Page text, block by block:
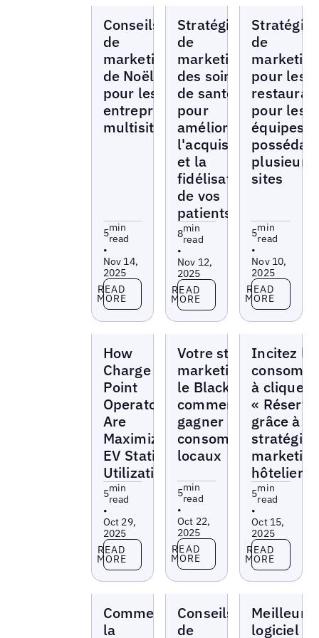
Conseils
de
marketing
de Noël
pour les
entreprises
multisites
5min
read
•
Nov 14,
2025
Read more
READ
MORE
Stratégies
de
marketing
des soins
de santé
pour
améliorer
l'acquisition
et la
fidélisation
de vos
patients
8min
read
•
Nov 12,
2025
Read more
READ
MORE
Stratégies
de
pour les
pour les
équipes
plusieurs
sites
5min
read
•
Nov 10,
2025
Read more
READ
MORE
How
Charge
Point
Operators
Are
Maximizing
EV Station
Utilization
5min
read
•
Oct 29,
2025
Read more
READ
MORE
Votre stratégie
marketing pour
le Black Friday :
comment
gagner des
consommateurs
locaux
5min
read
•
Oct 22,
2025
Read more
READ
MORE
Incitez
à cliquer
«
grâce à
hôtelier
5min
read
•
Oct 15,
2025
Read more
READ
MORE
Comment
la
Conseils
de
Meilleur
logiciel de